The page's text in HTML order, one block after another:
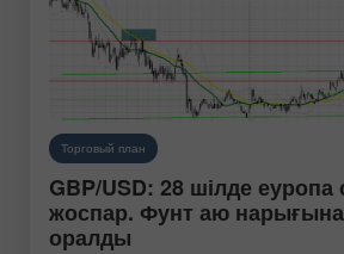
Торговый план
GBP/USD: 28 шілде
жоспар. Фунт аю нарығына
оралды